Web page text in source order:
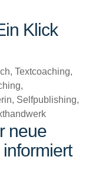
Klick
neue